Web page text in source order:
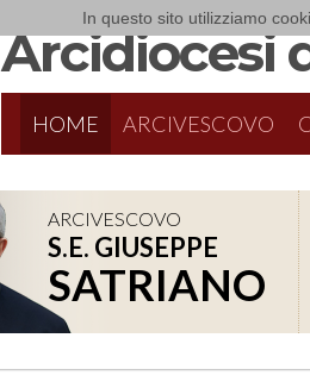
In questo sito utilizziamo
Arcidiocesi
HOME ARCIVESCOVO
ARCIVESCOVO
S.E. GIUSEPPE
SATRIANO